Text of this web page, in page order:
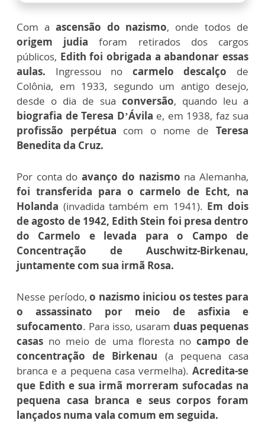
Com a ascensão do nazismo, onde todos de
origem judia foram retirados dos cargos
públicos, Edith foi obrigada a abandonar essas
aulas. Ingressou no carmelo descalço de
Colônia, em 1933, segundo um antigo desejo,
desde o dia de sua conversão, quando leu a
biografia de Teresa D’Ávila e, em 1938, faz sua
profissão perpétua com o nome deTeresa
Benedita da Cruz.
Por conta doavanço do nazismo na Alemanha,
foi transferida para o carmelo de Echt, na
Holanda (invadida também em 1941). Em dois
de agosto de 1942, Edith Stein foi presa dentro
do Carmelo e levada para o Campo de
Concentração de Auschwitz-Birkenau,
juntamente com sua irmã Rosa.
Nesse período,o nazismo iniciou os testes para
o assassinato por meio de asfixia e
sufocamento. Para isso, usaram duas pequenas
casas no meio de uma floresta no campo de
concentração de Birkenau (a pequena casa
branca e a pequena casa vermelha). Acredita-se
que Edith e sua irmã morreram sufocadas na
pequena casa branca e seus corpos foram
lançados numa vala comum em seguida.